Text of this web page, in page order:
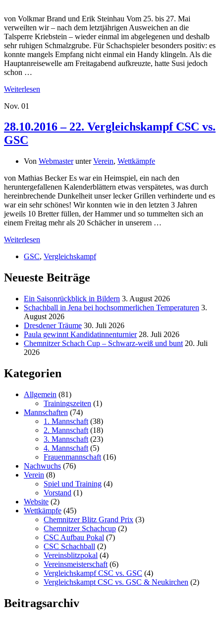
von Volkmar Brand und Erik Steinhau Vom 25. bis 27. Mai
verweilten wir – nach dem letztjährigen Ausweichen an die
Talsperre Kriebstein – wieder einmal im abgelegenen und deshalb
sehr ruhigen Schmalzgrube. Für Schachspieler besonders positiv: es
konnte mangels Empfang nicht einmal ein Handy klingeln. Als die
Hauptanreisewelle am Freitagabend aufkreuzte, hatte Susi jedoch
schon …
Weiterlesen
Nov. 01
28.10.2016 – 22. Vergleichskampf CSC vs.
GSC
Von WebmasterunterVerein, Wettkämpfe
von Mathias Becker Es war ein Heimspiel, ein nach den
heruntergefallenen Kalenderblättern etwas verspätetes, was durch
hereinbrechende Dunkelheit unser lecker Grillen verhinderte und es
war ein sehr schönes! Wir konnten wie in den letzten 3 Jahren
jeweils 10 Bretter füllen, der Hammer und so tummelten sich an
einem Freitag mehr als 20 Schächer in unserem …
Weiterlesen
GSC, Vergleichskampf
Neueste Beiträge
Ein Saisonrückblick in Bildern 3. August 2026
Schachball in Jena bei hochsommerlichen Temperaturen 3.
August 2026
Dresdener Träume 30. Juli 2026
Paula gewinnt Kandidatinnenturnier 28. Juli 2026
Chemnitzer Schach Cup – Schwarz-weiß und bunt 20. Juli
2026
Kategorien
Allgemein (81)
Trainingszeiten (1)
Mannschaften (74)
1. Mannschaft (38)
2. Mannschaft (18)
3. Mannschaft (23)
4. Mannschaft (5)
Frauenmannschaft (16)
Nachwuchs (76)
Verein (8)
Spiel und Training (4)
Vorstand (1)
Website (2)
Wettkämpfe (45)
Chemnitzer Blitz Grand Prix (3)
Chemnitzer Schachcup (2)
CSC Aufbau Pokal (7)
CSC Schachball (2)
Vereinsblitzpokal (4)
Vereinsmeisterschaft (6)
Vergleichskampf CSC vs. GSC (4)
Vergleichskampt CSC vs. GSC & Neukirchen (2)
Beitragsarchiv